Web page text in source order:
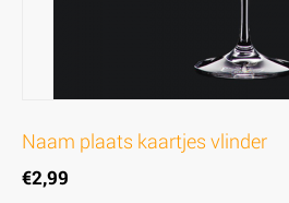
Naam plaats kaartjes vlinder
€2,99